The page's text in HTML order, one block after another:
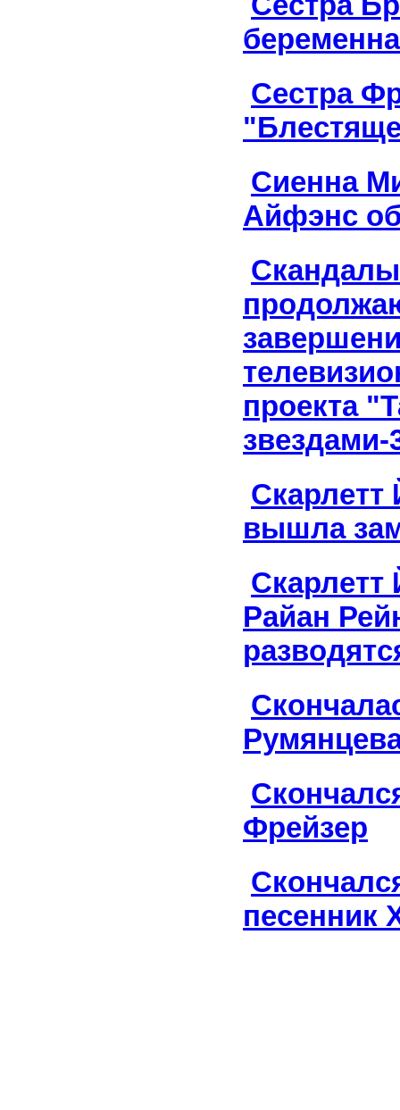
беременна
Сестра
Сиенна
Айфэнс
Скандалы
проекта
звездами-
Скарлетт
вышла
Скарлетт
Райан
Фрейзер
песенник